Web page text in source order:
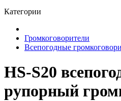
Категории
Громкоговорители
Всепогодные
HS-S20
рупорный